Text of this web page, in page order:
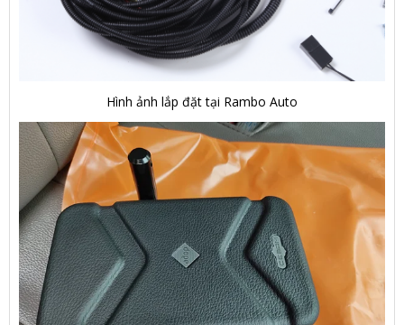
Hình ảnh lắp đặt tại Rambo Auto